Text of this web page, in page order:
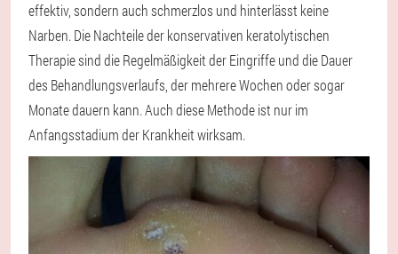
effektiv, sondern auch schmerzlos und hinterlässt keine
Narben. Die Nachteile der konservativen keratolytischen
Therapie sind die Regelmäßigkeit der Eingriffe und die Dauer
des Behandlungsverlaufs, der mehrere Wochen oder sogar
Monate dauern kann. Auch diese Methode ist nur im
Anfangsstadium der Krankheit wirksam.